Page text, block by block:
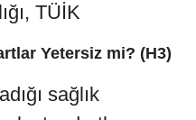
TÜİK
Yetersiz mi? (H3)
sağlık